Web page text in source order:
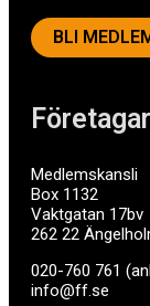
Medlemskansli
Box 1132
Vaktgatan 17bv
262 22
020-760 761
info@ff.se
BLI